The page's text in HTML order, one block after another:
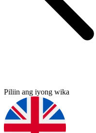
Piliin ang iyong wika